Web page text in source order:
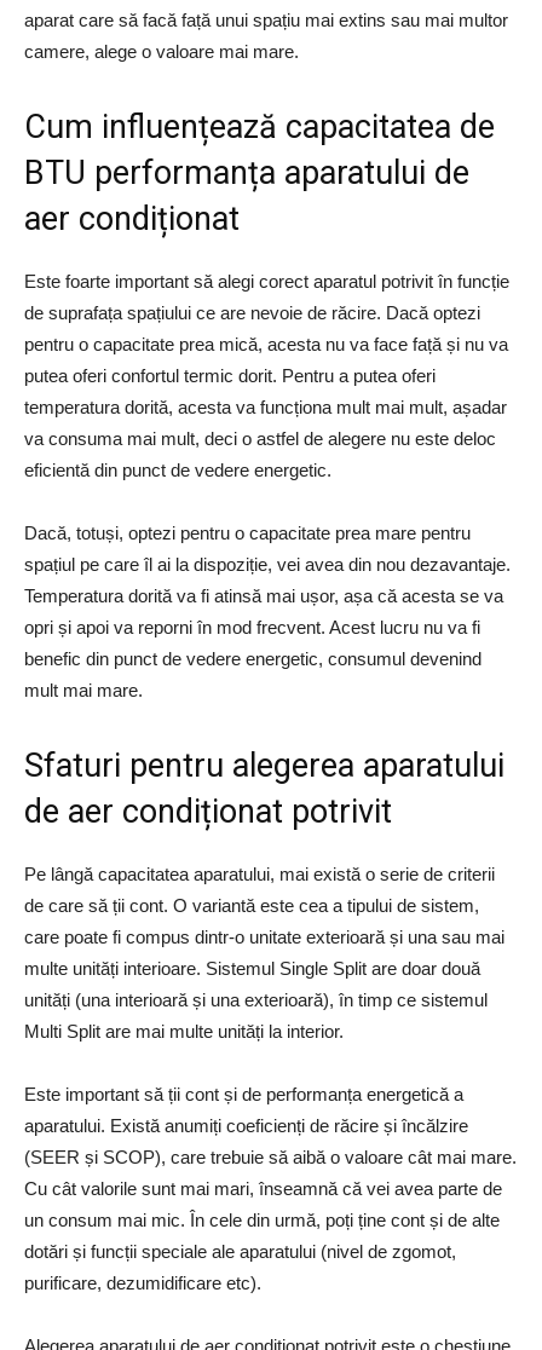
aparat care să facă față unui spațiu mai extins sau mai multor
camere, alege o valoare mai mare.
Cum influențează capacitatea de
BTU performanța aparatului de
aer condiționat
Este foarte important să alegi corect aparatul potrivit în funcție
de suprafața spațiului ce are nevoie de răcire. Dacă optezi
pentru o capacitate prea mică, acesta nu va face față și nu va
putea oferi confortul termic dorit. Pentru a putea oferi
temperatura dorită, acesta va funcționa mult mai mult, așadar
va consuma mai mult, deci o astfel de alegere nu este deloc
eficientă din punct de vedere energetic.
Dacă, totuși, optezi pentru o capacitate prea mare pentru
spațiul pe care îl ai la dispoziție, vei avea din nou dezavantaje.
Temperatura dorită va fi atinsă mai ușor, așa că acesta se va
opri și apoi va reporni în mod frecvent. Acest lucru nu va fi
benefic din punct de vedere energetic, consumul devenind
mult mai mare.
Sfaturi pentru alegerea aparatului
de aer condiționat potrivit
Pe lângă capacitatea aparatului, mai există o serie de criterii
de care să ții cont. O variantă este cea a tipului de sistem,
care poate fi compus dintr-o unitate exterioară și una sau mai
multe unități interioare. Sistemul Single Split are doar două
unități (una interioară și una exterioară), în timp ce sistemul
Multi Split are mai multe unități la interior.
Este important să ții cont și de performanța energetică a
aparatului. Există anumiți coeficienți de răcire și încălzire
(SEER și SCOP), care trebuie să aibă o valoare cât mai mare.
Cu cât valorile sunt mai mari, înseamnă că vei avea parte de
un consum mai mic. În cele din urmă, poți ține cont și de alte
dotări și funcții speciale ale aparatului (nivel de zgomot,
purificare, dezumidificare etc).
Alegerea aparatului de aer condiționat potrivit este o chestiune